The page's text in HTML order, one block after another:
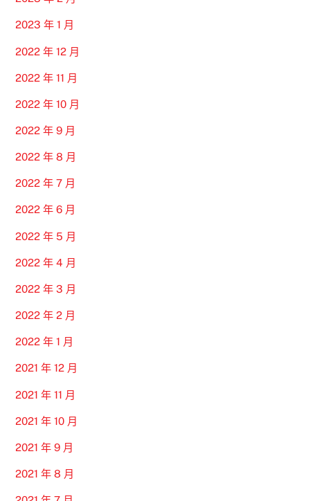
2023 年 1 月
2022 年 12 月
2022 年 11 月
2022 年 10 月
2022 年 9 月
2022 年 8 月
2022 年 7 月
2022 年 6 月
2022 年 5 月
2022 年 4 月
2022 年 3 月
2022 年 2 月
2022 年 1 月
2021 年 12 月
2021 年 11 月
2021 年 10 月
2021 年 9 月
2021 年 8 月